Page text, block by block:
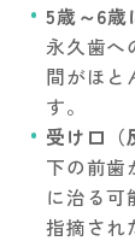
5歳～6歳
永久歯へ
間がほと
す。
受け口（
下の前歯
に治る可
指摘され